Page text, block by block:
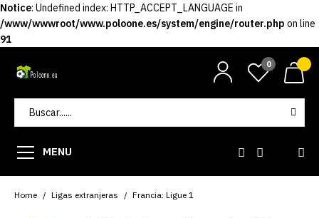
Notice: Undefined index: HTTP_ACCEPT_LANGUAGE in
/www/wwwroot/www.poloone.es/system/engine/router.php on line
91
0
MENU
Home Ligas extranjeras Francia: Ligue 1